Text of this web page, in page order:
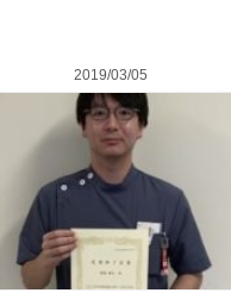
2019/03/05